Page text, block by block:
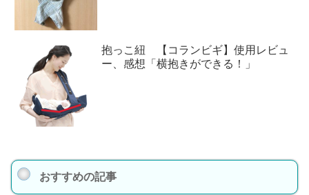
抱っこ紐 【コランビギ】使用レビュ
ー、感想「横抱きができる！」
おすすめの記事